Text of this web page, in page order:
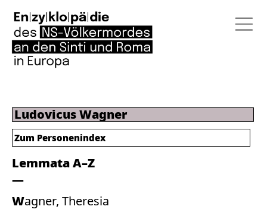
Ludovicus Wagner
Lemmata A–Z
Wagner, Theresia
Zum Personenindex